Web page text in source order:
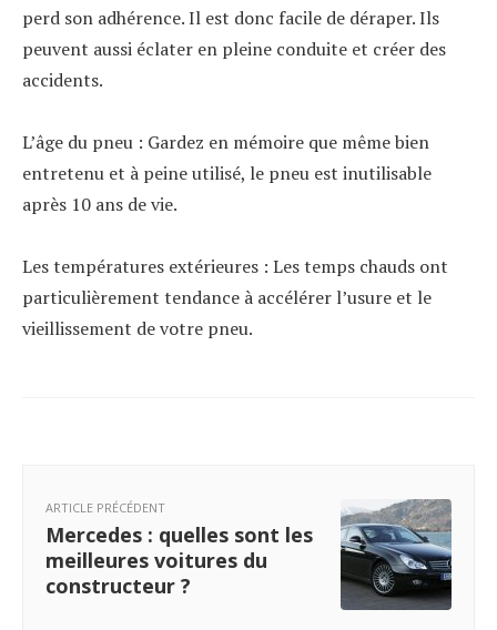
perd son adhérence. Il est donc facile de déraper. Ils
peuvent aussi éclater en pleine conduite et créer des
accidents.
L’âge du pneu : Gardez en mémoire que même bien
entretenu et à peine utilisé, le pneu est inutilisable
après 10 ans de vie.
Les températures extérieures : Les temps chauds ont
particulièrement tendance à accélérer l’usure et le
vieillissement de votre pneu.
ARTICLE PRÉCÉDENT
Mercedes : quelles sont les
meilleures voitures du
constructeur ?